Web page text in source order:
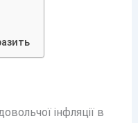
інфляції в